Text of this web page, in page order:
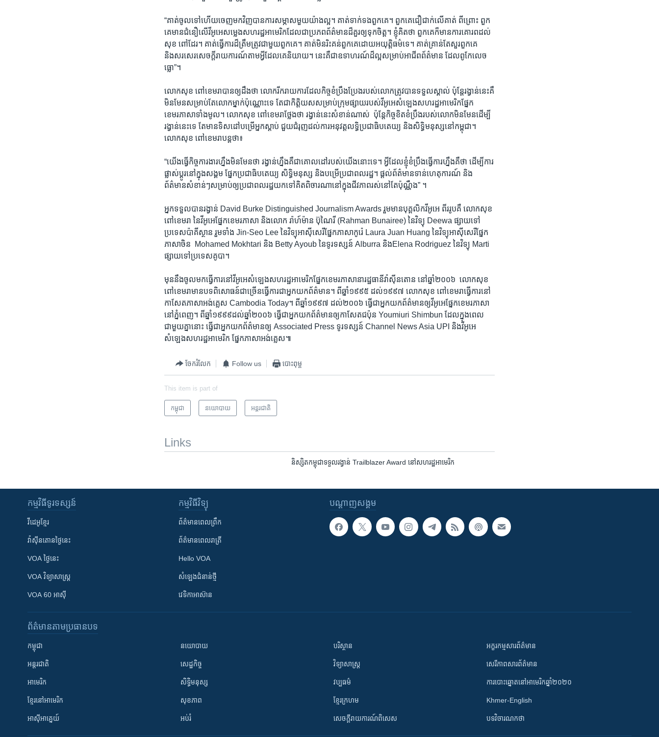
“គាត់​ចូល​ទៅហើយ​ចេញ​មក​វិញ​បានការ​សម្ភាស​មួយ​យ៉ាង​ល្អ។​ គាត់ទាក់​ទង​ពួក​គេ។​ ពួក​គេ​ជឿជាក់លើគាត់ ពីព្រោះ ​ពួក​
គេមានជំនឿ​លើវីអូអេសម្លេ​ង​សហ​រដ្ឋអាមេរិកដែលជា​ប្រភព​ព័ត៌មានដ៏​គួរឲ្យ​ទុកចិត្ត។ ខ្ញុំគិតថា​ ពួកគេក៏​មានការគោរព​ដល់
សុខ ពៅដែរ។ ​គាត់ធ្វើការដ៏​ត្រឹមត្រូវជាមួយពួក​គេ។ ​គាត់មិនរិះគន់ពួកគេ​ដោយអយុត្តិធម៌​ទេ។​ គាត់គ្រាន់តែសួរពួកគេ​
និងសរ​សេរសេចក្តីរាយ​ការណ៍តាមអ្វីដែលគេនិយាយ។​ នេះ​គឺ​ជាឧទាហរណ៍ដ៏ល្អសម្រាប់​អាជីពព័ត៌មាន​ ដែលពូកែ​លេច​
ធ្លោ”។
លោកសុខ ពៅ​ខេមរា​បានឲ្យដឹងថា ​លោករីក​រាយការដែលកិច្ចខំ​ប្រឹងប្រែងរបស់លោកត្រូវ​បានទទួលស្គាល់ ​ប៉ុន្តែ​រង្វាន់នេះ​គឺ​
មិន​មែនសម្រាប់តែលោកម្នាក់ប៉ុណ្ណោះទេ​ តែ​ជា​កិត្តិយស​សម្រាប់ក្រុមផ្សាយរបស់វីអូអេសំឡេងសហ​រដ្ឋ​អាមេរិកផ្នែក​
ខេមរភាសាទាំងមូល។​ លោក​សុខ​ ពៅ​ខេមរាថ្លែង​ថា រង្វាន់នេះ​សំខាន់ណាស់​ ​ ប៉ុន្តែ​កិច្ច​ខិត​ខំ​ប្រឹង​របស់លោកមិនមែនដើម្បី
រង្វាន់​នេះទេ ​តែមានទិស​ដៅបម្រើអ្នកស្តាប់​ ជួយ​ជំរុញ​ដល់ការអនុវត្ត​លទ្ធិប្រជា​ធិបតេយ្យ​ និង​សិទ្ធិ​មនុស្សនៅ​កម្ពុជា។ ​
លោក​សុខ ​ពៅ​ខេមរា​បន្ត​ថា៖
“យើង​ធ្វើ​កិច្ច​ការ​ងារ​ហ្នឹង​មិន​មែន​ថា ​រង្វាន់​ហ្នឹង​គឺ​ជា​គោល​ដៅ​របស់យើងនោះទេ។ ​អ្វីដែលខ្ញុំខំ​ប្រឹងធ្វើការហ្នឹងគឺថា ​ដើម្បីការ
ផ្លាស់ប្តូរនៅ​ក្នុងសង្គម​ ផ្នែកប្រជាធិបតេយ្យ​ សិទ្ធិ​មនុស្ស​ និង​បម្រើប្រជាពល​រដ្ឋ។ ​ផ្តល់ព័ត៌មានទាន់ហេតុការណ៍ ​និង​
ព័ត៌មានសំខាន់ៗសម្រាប់ឲ្យប្រជា​ពលរដ្ឋយកទៅគិត​ពិចារណានៅ​ក្នុងជីវភាពរស់នៅតែប៉ុណ្ណឹង” ។
អ្នក​ទទួលបានរង្វាន់ ​David ​Burke ​Distinguished​ Journalism ​Awards​ រួម​មានបុគ្គលិកវីអូអេ ​ពីរ​រូប​គឺ លោក​សុខ​ ​
ពៅ​ខេមរា​ នៃ​វីអូអេ​ផ្នែក​ខេមរភាសា ​និង​លោក​ រ៉ាហ៍ម៉ាន ប៊ុណៃរី​ (Rahman ​Bunairee)​ នៃ​វិទ្យុ​ Deewa ​ផ្សាយ​ទៅ​
ប្រទេស​ប៉ាគីស្ថាន​ រួម​ទាំង​ ​Jin-Seo Lee ​នៃ​វិទ្យុ​អាស៊ី​សេរី​ផ្នែក​ភាសាកូរ៉េ​ Laura ​Juan ​Huang ​នៃ​វិទ្យុ​អាស៊ី​សេរី​ផ្នែក​
ភាសា​ចិន ​ Mohamed Mokhtari ​និង​ Betty Ayoub ​នៃ​ទូរទស្សន៍ ​Alburra ​និង​Elena ​Rodriguez​ នៃ​វិទ្យុ Marti ​
ផ្សាយ​ទៅ​ប្រទេស​គូបា។
មុន​នឹង​ចូល​មក​ធ្វើការ​នៅ​វីអូអេ​សំឡេង​សហ​រដ្ឋ​អាមេរិកផ្នែក​ខេមរភាសានា​រដ្ឋ​ធានី​វ៉ាស៊ីនតោន ​នៅឆ្នាំ​២០០៦ ​ លោកសុខ
ពៅ​ខេមរា​មានបទពិសោធន៍​ជា​ច្រើន​ធ្វើ​ការ​ជា​អ្នក​យក​ព័ត៌មាន។ ​ពី​ឆ្នាំ១៩៩៥ ដល់១៩៩៧​ លោក​សុខ ពៅ​ខេមរា​ធ្វើ​ការ​នៅ​
កាសែត​ភាសា​អង់គ្លេស​ Cambodia Today។ ​ពីឆ្នាំ១៩៩៧​ ​ដល់​២០០៦​ ធ្វើ​ជា​អ្នក​យក​ព័ត៌មានឲ្យ​វីអូអេផ្នែក​ខេមរ​ភាសា​
នៅ​ភ្នំពេញ។​ ពី​ឆ្នាំ១៩៩៩​ដល់ឆ្នាំ​២០០៦​ ធ្វើ​ជា​អ្នក​យក​ព័ត៌មានឲ្យកាសែត​ជប៉ុន​ Youmiuri Shimbun ​ដែលក្នុងពេល
ជាមួយ​គ្នា​នោះ​ ធ្វើ​ជា​អ្នក​យក​ព័ត៌មានឲ្យ ​Associated ​Press ​ទូរទស្សន៍ ​Channel News Asia ​UPI​ និងវីអូអេ​
សំឡេង​សហ​រដ្ឋ​អាមេរិក​ ផ្នែក​ភាសា​អង់​គ្លេស៕
ចែករំលែក Follow us បោះពុម្ព
This item is part of
កម្ពុជា នយោបាយ អន្តរជាតិ
Links
និស្សិត​កម្ពុជា​ទទួល​រង្វាន់​ Trailblazer​ Award​ នៅ​សហ​រដ្ឋ​អាមេរិក
បណ្តាញ​សង្គម
កម្មវិធី​ទូរទស្សន៍
វីដេអូ​ខ្មែរ
វ៉ាស៊ីនតោន​ថ្ងៃ​នេះ
VOA ថ្ងៃនេះ
VOA ​វិទ្យាសាស្ត្រ
VOA 60 អាស៊ី
កម្មវិធី​វិទ្យុ
ព័ត៌មាន​ពេល​ព្រឹក
ព័ត៌មាន​​ពេល​រាត្រី
Hello VOA
សំឡេង​ជំនាន់​ថ្មី
វេទិកា​អាស៊ាន
ព័ត៌មាន​តាមប្រធានបទ​
កម្ពុជា
អន្តរជាតិ
អាមេរិក
ខ្មែរ​នៅអាមេរិក
អាស៊ីអាគ្នេយ៍
នយោបាយ
សេដ្ឋកិច្ច
សិទ្ធិមនុស្ស
សុខភាព
អប់រំ
បរិស្ថាន
វិទ្យាសាស្រ្ត
វប្បធម៌
ខ្មែរក្រហម
សេចក្តីរាយការណ៍ពិសេស
អក្ខរកម្មសារព័ត៌មាន
សេរីភាពសារព័ត៌មាន
ការបោះឆ្នោតនៅអាមេរិកឆ្នាំ២០២០
Khmer-English
បទវិចារណកថា